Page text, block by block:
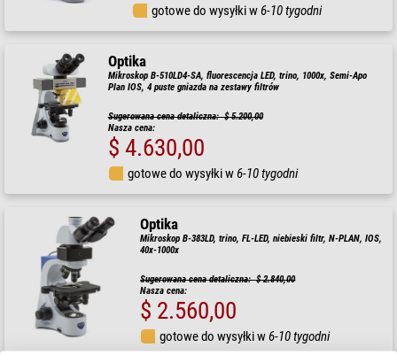
gotowe do wysyłki w6-10 tygodni
Optika
Mikroskop B-510LD4-SA, fluorescencja LED, trino, 1000x, Semi-Apo
Plan IOS, 4 puste gniazda na zestawy filtrów
Sugerowana cena detaliczna: $ 5.200,00
Nasza cena:
$ 4.630,00
gotowe do wysyłki w6-10 tygodni
Optika
Mikroskop B-383LD, trino, FL-LED, niebieski filtr, N-PLAN, IOS,
40x-1000x
Sugerowana cena detaliczna: $ 2.840,00
Nasza cena:
$ 2.560,00
gotowe do wysyłki w6-10 tygodni